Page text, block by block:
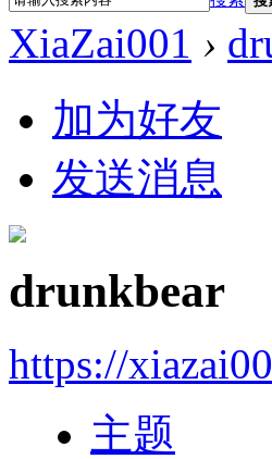
XiaZai001 ›
加为好友
发送消息
drunkbear
https://
主题